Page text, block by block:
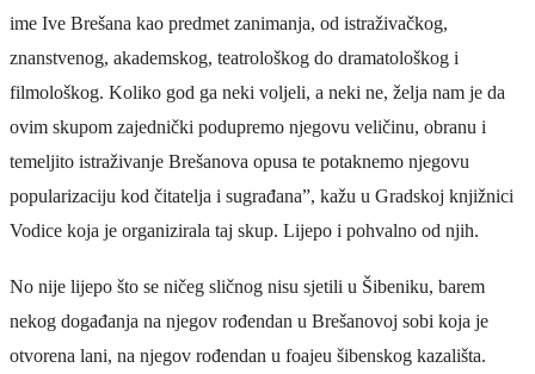
ime Ive Brešana kao predmet zanimanja, od istraživačkog,
znanstvenog, akademskog, teatrološkog do dramatološkog i
filmološkog. Koliko god ga neki voljeli, a neki ne, želja nam je da
ovim skupom zajednički podupremo njegovu veličinu, obranu i
temeljito istraživanje Brešanova opusa te potaknemo njegovu
popularizaciju kod čitatelja i sugrađana”, kažu u Gradskoj knjižnici
Vodice koja je organizirala taj skup. Lijepo i pohvalno od njih.
No nije lijepo što se ničeg sličnog nisu sjetili u Šibeniku, barem
nekog događanja na njegov rođendan u Brešanovoj sobi koja je
otvorena lani, na njegov rođendan u foajeu šibenskog kazališta.